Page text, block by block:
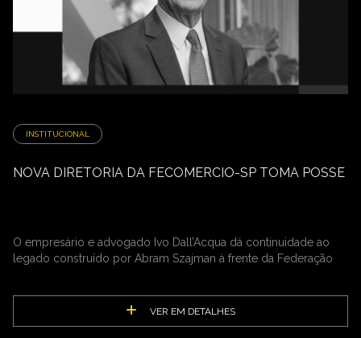
INSTITUCIONAL
NOVA DIRETORIA DA FECOMERCIO-SP TOMA POSSE
O empresário e advogado Ivo Dall’Acqua dá continuidade ao
legado construído por Abram Szajman à frente da Federação
VER EM DETALHES